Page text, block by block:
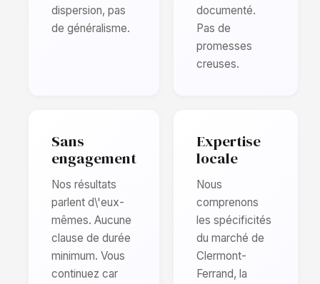
dispersion, pas
de généralisme.
documenté.
Pas de
promesses
creuses.
Sans
engagement
Nos résultats
parlent d\'eux-
mêmes. Aucune
clause de durée
minimum. Vous
continuez car
Expertise
locale
Nous
comprenons
les spécificités
du marché de
Clermont-
Ferrand, la